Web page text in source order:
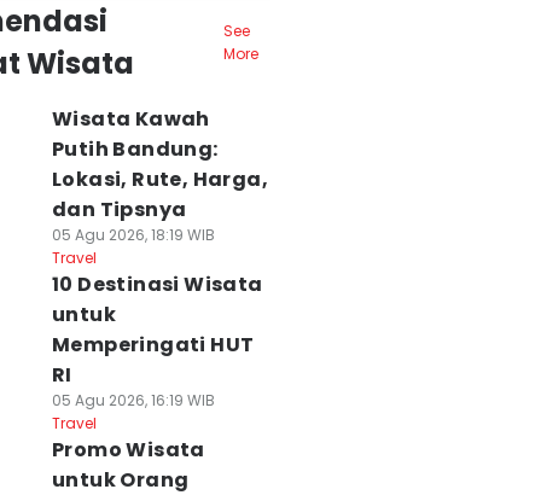
Wisata
See
More
Wisata Kawah
Putih Bandung:
Lokasi, Rute, Harga,
dan Tipsnya
05 Agu 2026, 18:19 WIB
Travel
10 Destinasi Wisata
untuk
Memperingati HUT
RI
05 Agu 2026, 16:19 WIB
Travel
Promo Wisata
untuk Orang